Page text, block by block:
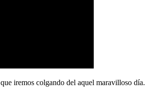
que iremos colgando del aquel maravilloso día.